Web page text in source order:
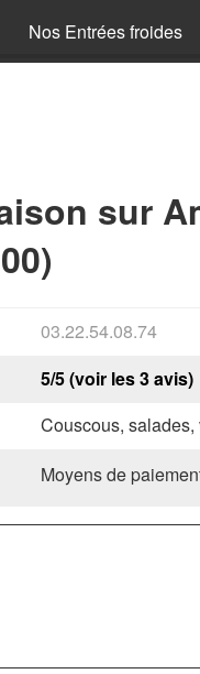
Nos Entrées froides
sur
03.22.54.08.74
5/5 (voir les 3 avis)
Couscous,
Moyens de